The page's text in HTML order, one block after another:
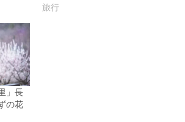
旅行
」長
の花